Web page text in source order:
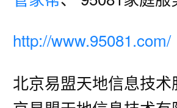
http://www.95081.com/
北京易盟天地信息技